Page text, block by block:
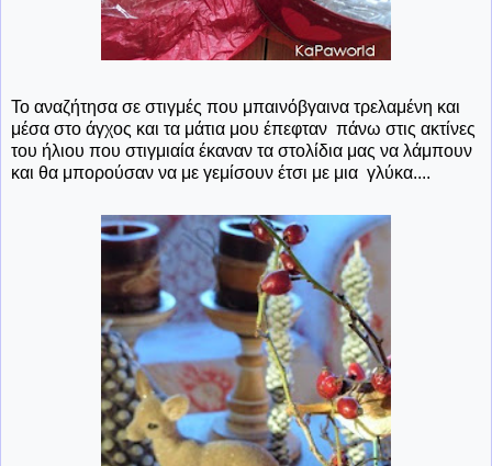
Το αναζήτησα σε στιγμές που μπαινόβγαινα τρελαμένη και
μέσα στο άγχος και τα μάτια μου έπεφταν πάνω στις ακτίνες
του ήλιου που στιγμιαία έκαναν τα στολίδια μας να λάμπουν
και θα μπορούσαν να με γεμίσουν έτσι με μια γλύκα....